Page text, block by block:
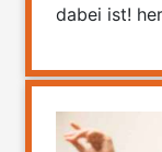
dabei ist!